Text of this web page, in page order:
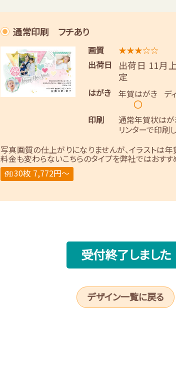
通常印刷 フチあり
画質
★★★☆☆
出荷日
出荷日 11月
定
はがき 年賀はがき
〇
デ
印刷
通常年賀状は
リンターで印刷
写真画質の仕上がりになりませんが、イラストは
料金も変わらないこちらのタイプを弊社ではおすす
例）30枚 7,772円～
受付終了しました
デザイン一覧に戻る